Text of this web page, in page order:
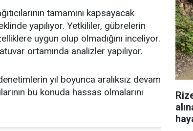
tamamını kapsayacak
yapılıyor. Yetkililer, gübrelerin
uygun olup olmadığını inceliyor.
ortamında analizler yapılıyor.
yıl boyunca aralıksız devam
bu konuda hassas olmalarını